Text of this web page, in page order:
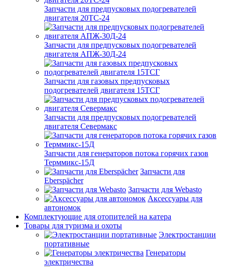
Запчасти для предпусковых подогревателей
двигателя 20ТС-24
Запчасти для предпусковых подогревателей
двигателя АПЖ-30Д-24
Запчасти для газовых предпусковых
подогревателей двигателя 15ТСГ
Запчасти для предпусковых подогревателей
двигателя Севермакс
Запчасти для генераторов потока горячих газов
Терммикс-15Д
Запчасти для
Eberspächer
Запчасти для Webasto
Аксессуары для
автономок
Комплектующие для отопителей на катера
Товары для туризма и охоты
Электростанции
портативные
Генераторы
электричества